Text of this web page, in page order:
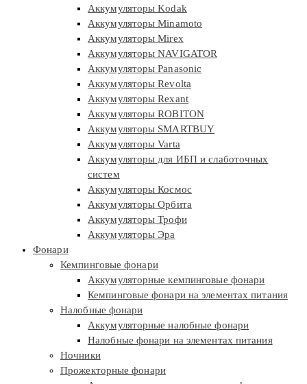
Аккумуляторы Kodak
Аккумуляторы Minamoto
Аккумуляторы Mirex
Аккумуляторы NAVIGATOR
Аккумуляторы Panasonic
Аккумуляторы Revolta
Аккумуляторы Rexant
Аккумуляторы ROBITON
Аккумуляторы SMARTBUY
Аккумуляторы Varta
Аккумуляторы для ИБП и слаботочных
систем
Аккумуляторы Космос
Аккумуляторы Орбита
Аккумуляторы Трофи
Аккумуляторы Эра
Фонари
Кемпинговые фонари
Аккумуляторные кемпинговые фонари
Кемпинговые фонари на элементах питания
Налобные фонари
Аккумуляторные налобные фонари
Налобные фонари на элементах питания
Ночники
Прожекторные фонари